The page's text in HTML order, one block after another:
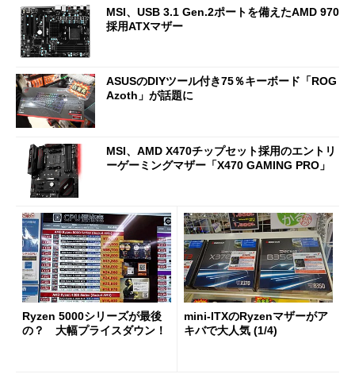
MSI、USB 3.1 Gen.2ポートを備えたAMD 970
採用ATXマザー
ASUSのDIYツール付き75％キーボード「ROG
Azoth」が話題に
MSI、AMD X470チップセット採用のエントリ
ーゲーミングマザー「X470 GAMING PRO」
Ryzen 5000シリーズが最後
の？ 大幅プライスダウン！
mini-ITXのRyzenマザーがア
キバで大人気 (1/4)